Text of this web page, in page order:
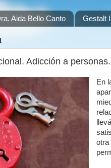
Aida Bello Canto Gestalt
Adicción a personas.
En
otra